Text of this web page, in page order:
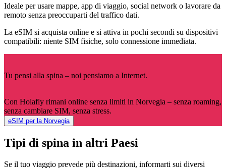
Ideale per usare mappe, app di viaggio, social network o lavorare da
remoto senza preoccuparti del traffico dati.
La eSIM si acquista online e si attiva in pochi secondi su dispositivi
compatibili: niente SIM fisiche, solo connessione immediata.
Tu pensi alla spina – noi pensiamo a Internet.
Con Holafly rimani online senza limiti in Norvegia – senza roaming,
senza cambiare SIM, senza stress.
eSIM per la Norvegia
Tipi di spina in altri Paesi
Se il tuo viaggio prevede più destinazioni, informarti sui diversi